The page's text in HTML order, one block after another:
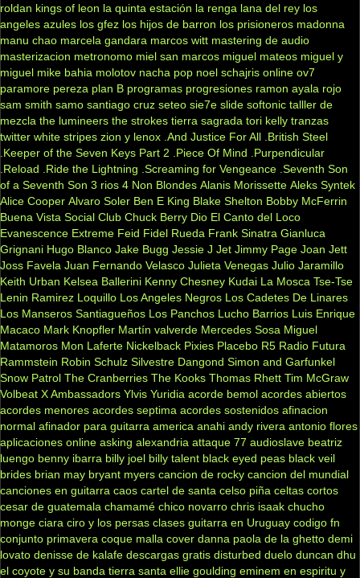
roldan kings of leon la quinta estación la renga lana del rey los
angeles azules los gfez los hijos de barron los prisioneros madonna
manu chao marcela gandara marcos witt mastering de audio
masterizacion metronomo miel san marcos miguel mateos miguel y
miguel mike bahia molotov nacha pop noel schajris online ov7
paramore pereza plan B programas progresiones ramon ayala rojo
sam smith samo santiago cruz seteo sie7e slide softonic talller de
mezcla the lumineers the strokes tierra sagrada tori kelly tranzas
twitter white stripes zion y lenox .And Justice For All .British Steel
.Keeper of the Seven Keys Part 2
.Piece Of Mind
.Purpendicular
.Reload
.Ride the Lightning .Screaming for Vengeance .Seventh Son
of a Seventh Son 3 rios 4 Non Blondes Alanis Morissette Aleks Syntek
Alice Cooper Alvaro Soler Ben E King Blake Shelton Bobby McFerrin
Buena Vista Social Club Chuck Berry Dio El Canto del Loco
Evanescence Extreme Feid Fidel Rueda Frank Sinatra Gianluca
Grignani Hugo Blanco Jake Bugg Jessie J Jet Jimmy Page Joan Jett
Joss Favela Juan Fernando Velasco Julieta Venegas Julio Jaramillo
Keith Urban Kelsea Ballerini Kenny Chesney Kudai La Mosca Tse-Tse
Lenin Ramirez Loquillo Los Angeles Negros Los Cadetes De Linares
Los Manseros Santiagueños Los Panchos Lucho Barrios Luis Enrique
Macaco Mark Knopfler Martín valverde Mercedes Sosa Miguel
Matamoros Mon Laferte Nickelback Pixies Placebo R5 Radio Futura
Rammstein Robin Schulz Silvestre Dangond Simon and Garfunkel
Snow Patrol The Cranberries The Kooks Thomas Rhett Tim McGraw
Volbeat X Ambassadors Ylvis Yuridia acorde bemol acordes abiertos
acordes menores acordes septima acordes sostenidos afinacion
normal afinador para guitarra america anahi andy rivera antonio flores
aplicaciones online asking alexandria attaque 77 audioslave beatriz
luengo benny ibarra billy joel billy talent black eyed peas black veil
brides brian may bryant myers cancion de rocky cancion del mundial
canciones en guitarra caos cartel de santa celso piña celtas cortos
cesar de guatemala chamamé chico novarro chris isaak chucho
monge ciara ciro y los persas clases guitarra en Uruguay codigo fn
conjunto primavera coque malla cover danna paola de la ghetto demi
lovato denisse de kalafe descargas gratis disturbed duelo duncan dhu
el coyote y su banda tierra santa ellie goulding eminem en espiritu y